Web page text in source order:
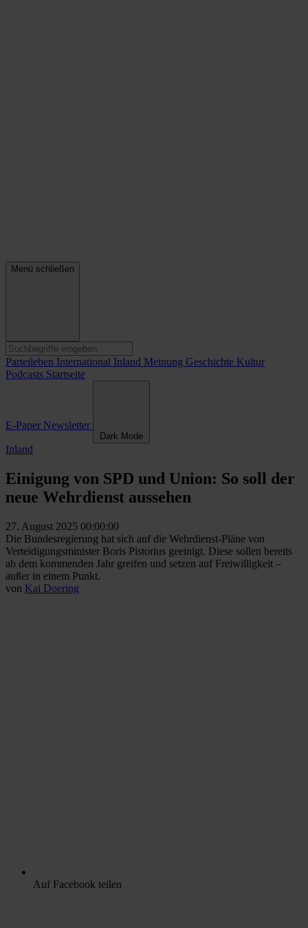
Menü schließen
Parteileben International Inland Meinung Geschichte Kultur
Podcasts Startseite
E-Paper Newsletter
Dark Mode
Inland
Einigung von SPD und Union: So soll der
neue Wehrdienst aussehen
27. August 2025 00:00:00
Die Bundesregierung hat sich auf die Wehrdienst-Pläne von
Verteidigungsminister Boris Pistorius geeinigt. Diese sollen bereits
ab dem kommenden Jahr greifen und setzen auf Freiwilligkeit –
außer in einem Punkt.
von Kai Doering
Auf Facebook teilen